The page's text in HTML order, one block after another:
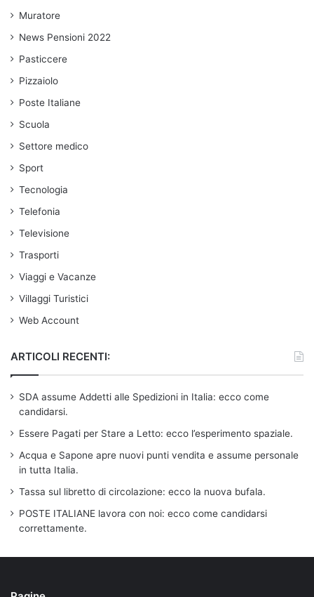
Muratore
News Pensioni 2022
Pasticcere
Pizzaiolo
Poste Italiane
Scuola
Settore medico
Sport
Tecnologia
Telefonia
Televisione
Trasporti
Viaggi e Vacanze
Villaggi Turistici
Web Account
ARTICOLI RECENTI:
SDA assume Addetti alle Spedizioni in Italia: ecco come
candidarsi.
Essere Pagati per Stare a Letto: ecco l’esperimento spaziale.
Acqua e Sapone apre nuovi punti vendita e assume personale
in tutta Italia.
Tassa sul libretto di circolazione: ecco la nuova bufala.
POSTE ITALIANE lavora con noi: ecco come candidarsi
correttamente.